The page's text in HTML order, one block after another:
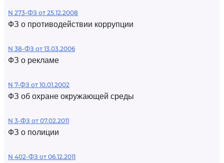
N 273-ФЗ от 25.12.2008
ФЗ о противодействии коррупции
N 38-ФЗ от 13.03.2006
ФЗ о рекламе
N 7-ФЗ от 10.01.2002
ФЗ об охране окружающей среды
N 3-ФЗ от 07.02.2011
ФЗ о полиции
N 402-ФЗ от 06.12.2011